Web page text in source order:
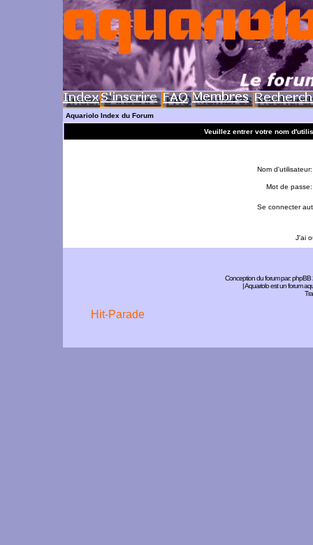
Aquariolo Index du Forum
Veuillez entrer votre nom
Nom d'utilisateur:
Mot de passe:
Se connecter
J'ai
Conception du forum par:phpBB
| Aquariolo est un forum